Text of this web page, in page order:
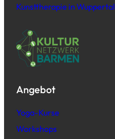
Kunsttherapie in Wuppertal
Angebot
Yoga-Kurse
Workshops